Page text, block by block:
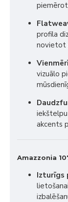
profila
novietot
vizuālo
akcents
Amazzonia
Izturīgs